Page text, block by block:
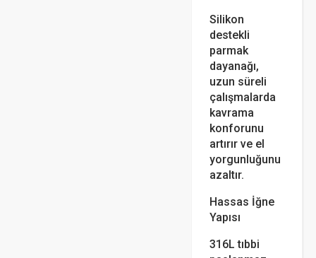
Silikon
destekli
parmak
dayanağı,
uzun süreli
çalışmalarda
kavrama
konforunu
artırır ve el
yorgunluğunu
azaltır.
Hassas İğne
Yapısı
316L tıbbi